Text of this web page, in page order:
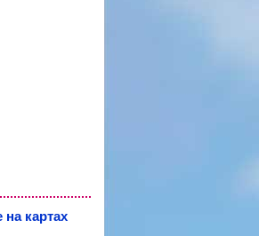
на картах